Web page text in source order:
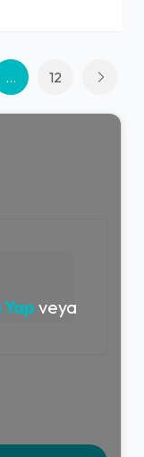
... 12
veya